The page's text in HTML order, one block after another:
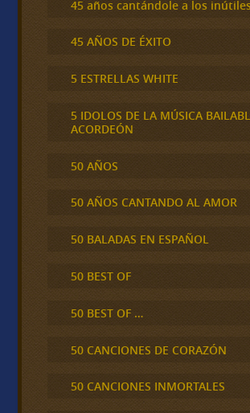
45 años cantándole a los
45 AÑOS DE ÉXITO
5 ESTRELLAS WHITE
5 IDOLOS DE LA MÚSICA
ACORDEÓN
50 AÑOS
50 AÑOS CANTANDO AL AMOR
50 BALADAS EN ESPAÑOL
50 BEST OF
50 BEST OF …
50 CANCIONES DE CORAZÓN
50 CANCIONES INMORTALES